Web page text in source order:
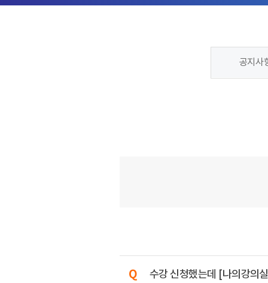
공지사
수강 신청했는데 [나의강의